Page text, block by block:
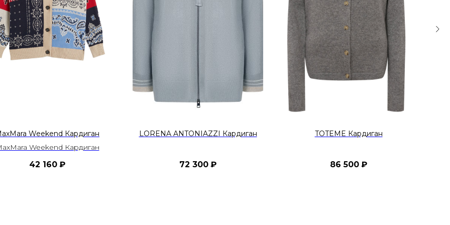
Weekend Кардиган
Weekend Кардиган
42 160 ₽
LORENA ANTONIAZZI Кардиган
72 300 ₽
TOTEME Кардиган
86 500 ₽